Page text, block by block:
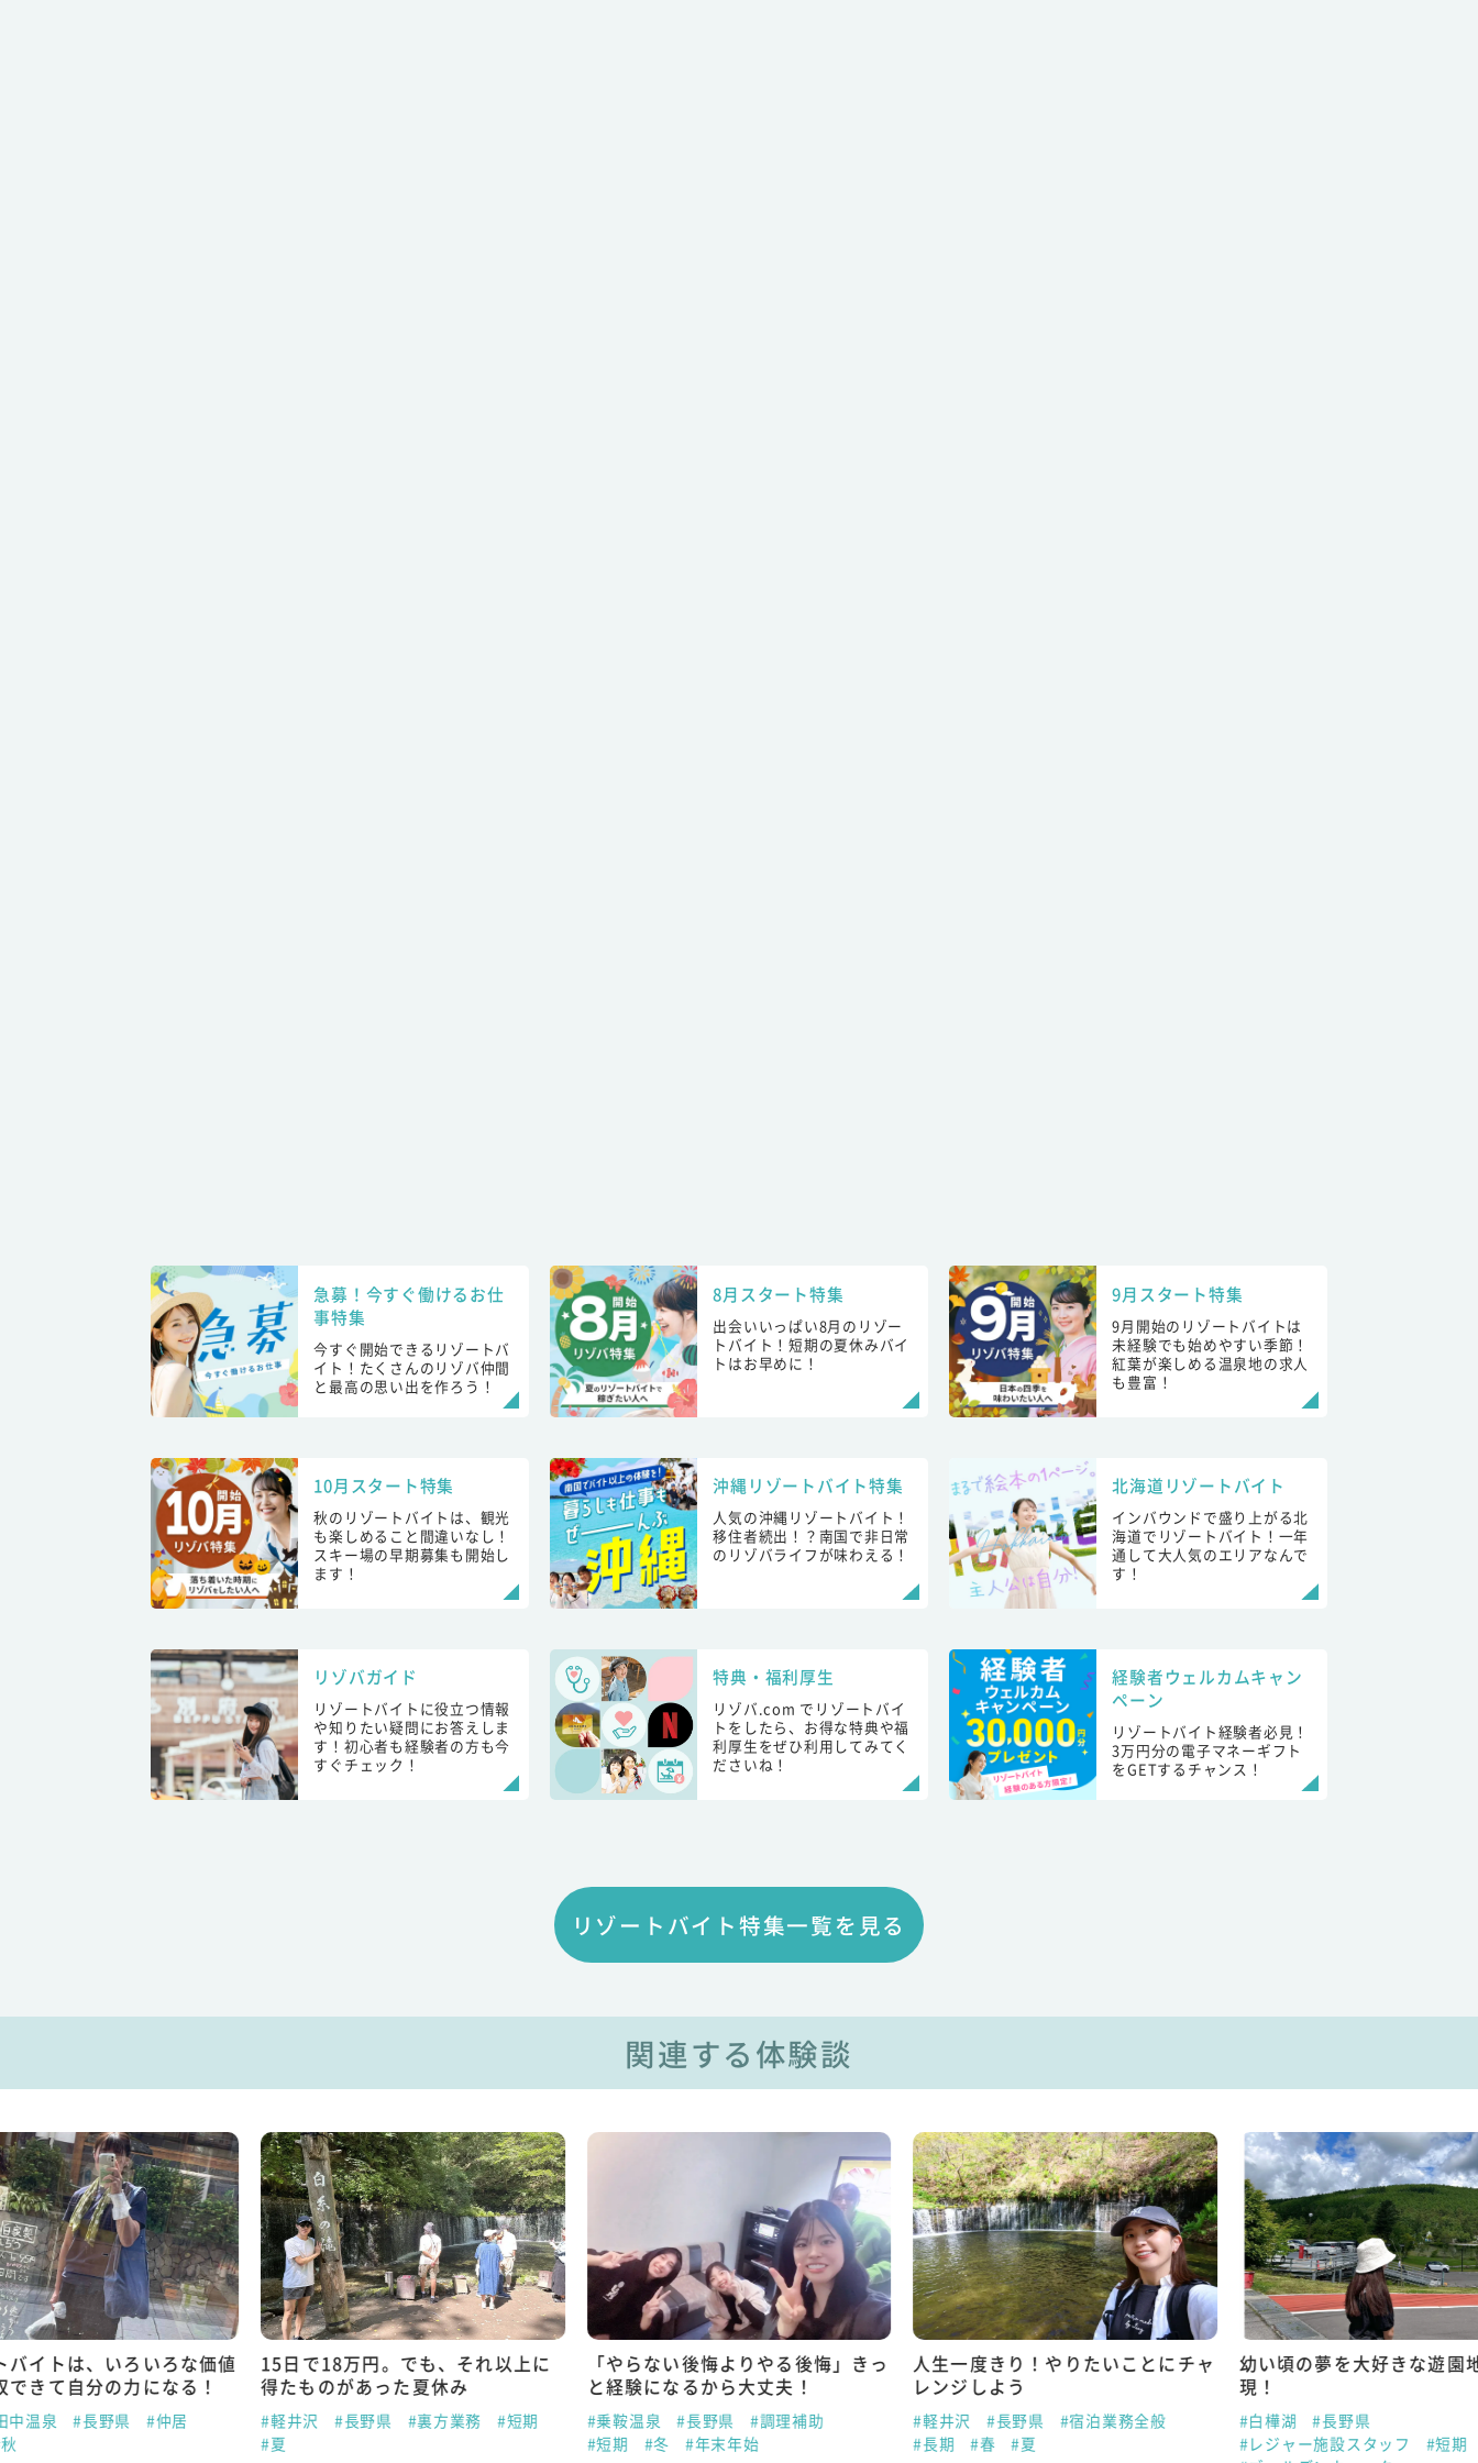
急募！今すぐ働けるお仕
事特集
今すぐ開始できるリゾートバ
イト！たくさんのリゾバ仲間
と最高の思い出を作ろう！
8月スタート特集
出会いいっぱい8月のリゾー
トバイト！短期の夏休みバイ
トはお早めに！
9月スタート特集
9月開始のリゾートバイトは
未経験でも始めやすい季節！
紅葉が楽しめる温泉地の求人
も豊富！
10月スタート特集
秋のリゾートバイトは、観光
も楽しめること間違いなし！
スキー場の早期募集も開始し
ます！
沖縄リゾートバイト特集
人気の沖縄リゾートバイト！
移住者続出！？南国で非日常
のリゾバライフが味わえる！
北海道リゾートバイト
インバウンドで盛り上がる北
海道でリゾートバイト！一年
通して大人気のエリアなんで
す！
リゾバガイド
リゾートバイトに役立つ情報
や知りたい疑問にお答えしま
す！初心者も経験者の方も今
すぐチェック！
特典・福利厚生
リゾバ.com でリゾートバイ
トをしたら、お得な特典や福
利厚生をぜひ利用してみてく
ださいね！
経験者ウェルカムキャン
ペーン
リゾートバイト経験者必見！
3万円分の電子マネーギフト
をGETするチャンス！
リゾートバイト特集一覧を見る
関連する体験談
バイトは、いろいろな価値
できて自分の力になる！
中温泉 #長野県
#仲居
15日で18万円。でも、それ以上に
得たものがあった夏休み
#軽井沢 #長野県 #裏方業務
#短期
#夏
「やらない後悔よりやる後悔」きっ
と経験になるから大丈夫！
#乗鞍温泉 #長野県
#調理補助
#短期
#冬 #年末年始
人生一度きり！やりたいことにチャ
レンジしよう
#軽井沢 #長野県
#宿泊業務全般
#長期
#春 #夏
幼い頃の夢を大好きな遊園
現！
#白樺湖
#長野県
#レジャー施設スタッフ
#短期